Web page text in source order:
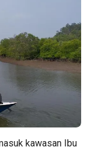
kawasan Ibu